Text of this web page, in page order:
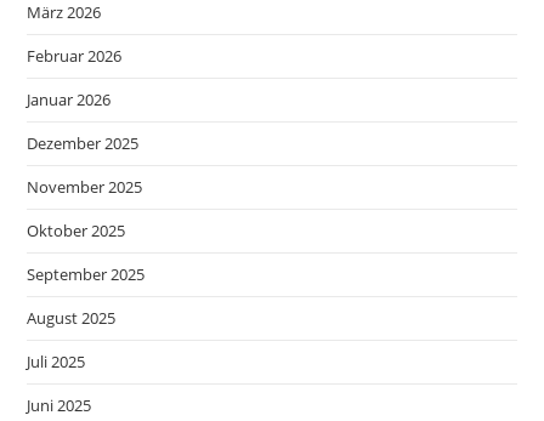
März 2026
Februar 2026
Januar 2026
Dezember 2025
November 2025
Oktober 2025
September 2025
August 2025
Juli 2025
Juni 2025